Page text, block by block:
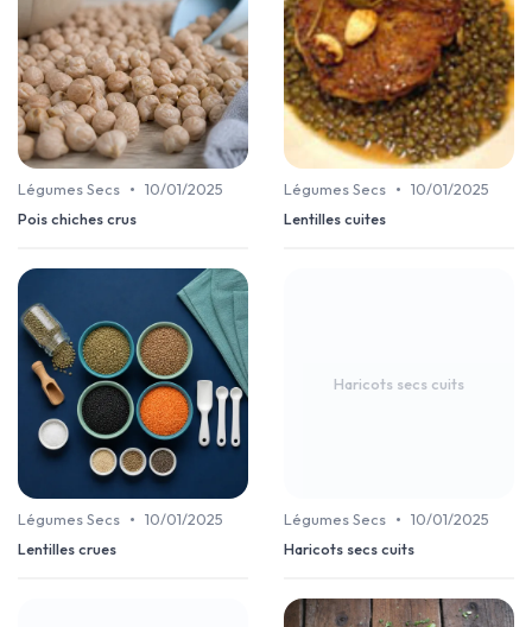
Légumes Secs • 10/01/2025
Pois chiches crus
Légumes Secs • 10/01/2025
Lentilles cuites
Légumes Secs • 10/01/2025
Lentilles crues
Haricots secs cuits
Légumes Secs • 10/01/2025
Haricots secs cuits